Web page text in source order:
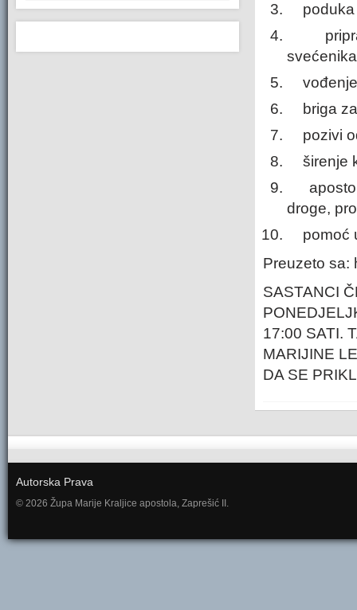
poduka
vođenje
briga za
pozivi
širenje
droge,
pomoć
Preuzeto sa:
SASTANCI
17:00 SATI.
MARIJINE
DA SE
Autorska Prava
© 2026 Župa Marije Kraljice apostola, Zaprešić II.